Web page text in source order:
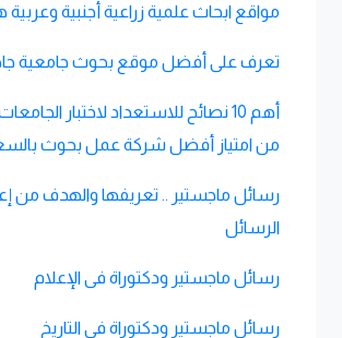
مواقع ابحاث علمية زراعية أجنبية وعربية
تعرف على أفضل موقع بحوث جامعية
أهم 10 نصائح للاستعداد لاختبار
من امتياز أفضل شركة عمل بحوث
رسائل ماجستير .. تعريفها والهدف من
الرسائل
رسائل ماجستير ودكتوراة فى الإعلام
رسائل ماجستير ودكتوراة فى التاريخ